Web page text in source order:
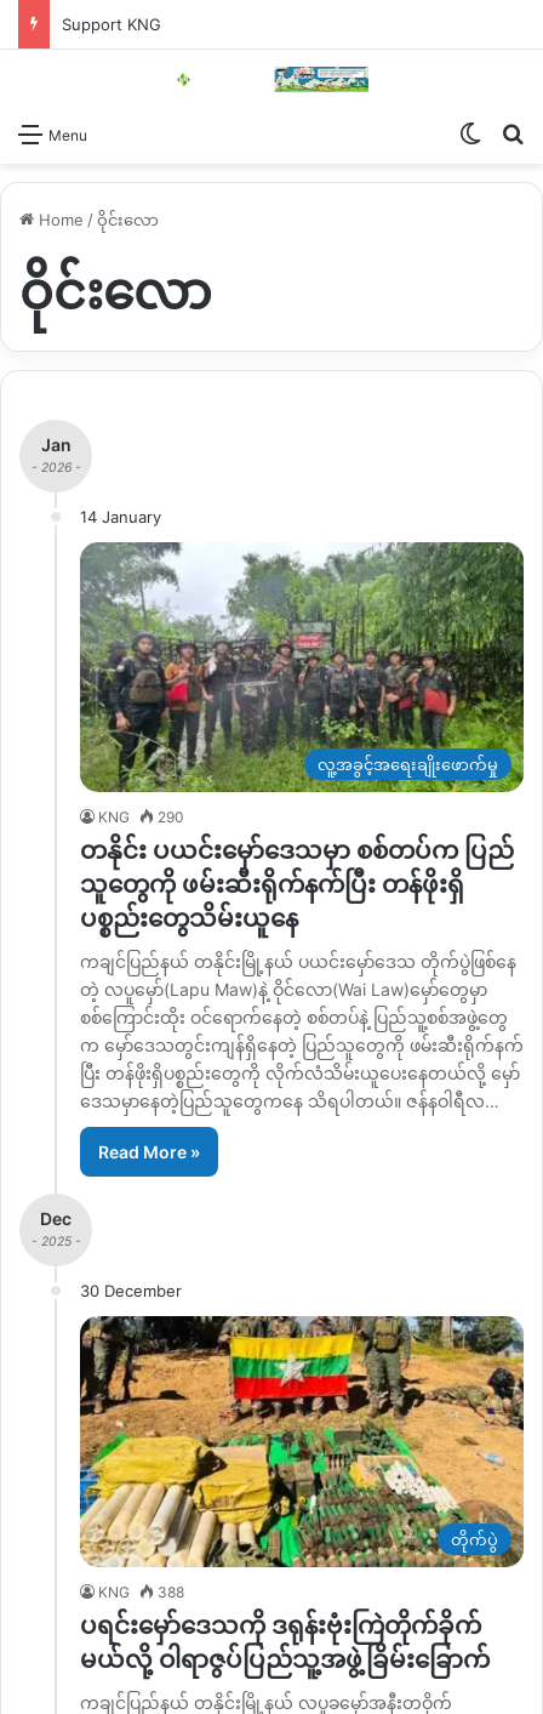
Support KNG
Menu
Home /ဝိုင်းလော
ဝိုင်းလော
Jan
- 2026 -
14 January
လူ့အခွင့်အရေးချိုးဖောက်မှု
KNG 290
တနိုင်း ပယင်းမှော်ဒေသမှာ စစ်တပ်က ပြည်
သူတွေကို ဖမ်းဆီးရိုက်နက်ပြီး တန်ဖိုးရှိ
ပစ္စည်းတွေသိမ်းယူနေ
ကချင်ပြည်နယ် တနိုင်းမြို့နယ် ပယင်းမှော်ဒေသ တိုက်ပွဲဖြစ်နေ
တဲ့ လပူမှော်(Lapu Maw)နဲ့ ဝိုင်လော(Wai Law)မှော်တွေမှာ
စစ်ကြောင်းထိုး ဝင်ရောက်နေတဲ့ စစ်တပ်နဲ့ ပြည်သူ့စစ်အဖွဲ့တွေ
က မှော်ဒေသတွင်းကျန်ရှိနေတဲ့ ပြည်သူတွေကို ဖမ်းဆီးရိုက်နက်
ပြီး တန်ဖိုးရှိပစ္စည်းတွေကို လိုက်လံသိမ်းယူပေးနေတယ်လို့ မှော်
ဒေသမှာနေတဲ့ပြည်သူတွေကနေ သိရပါတယ်။ ဇန်နဝါရီလ…
Read More »
Dec
- 2025 -
30 December
တိုက်ပွဲ
KNG 388
ပရင်းမှော်ဒေသကို ဒရုန်းဗုံးကြဲတိုက်ခိုက်
မယ်လို့ ဝါရာဇွပ်ပြည်သူ့အဖွဲ့ခြိမ်းခြောက်
ကချင်ပြည်နယ် တနိုင်းမြို့နယ် လပူခမှော်အနီးတဝိုက်